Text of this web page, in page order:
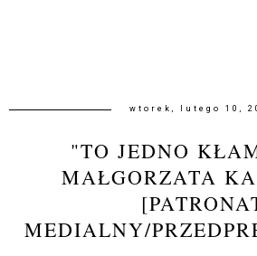
wtorek, lutego 10,
"TO JEDNO
MAŁGORZATA
MEDIALNY/